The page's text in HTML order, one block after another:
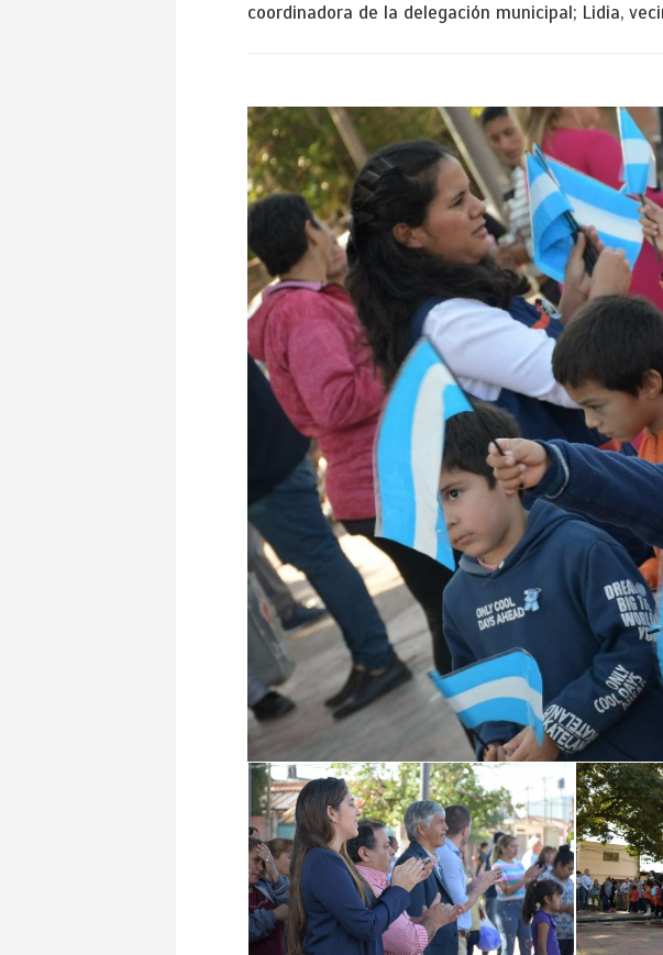
coordinadora de la delegación municipal; Lidia,